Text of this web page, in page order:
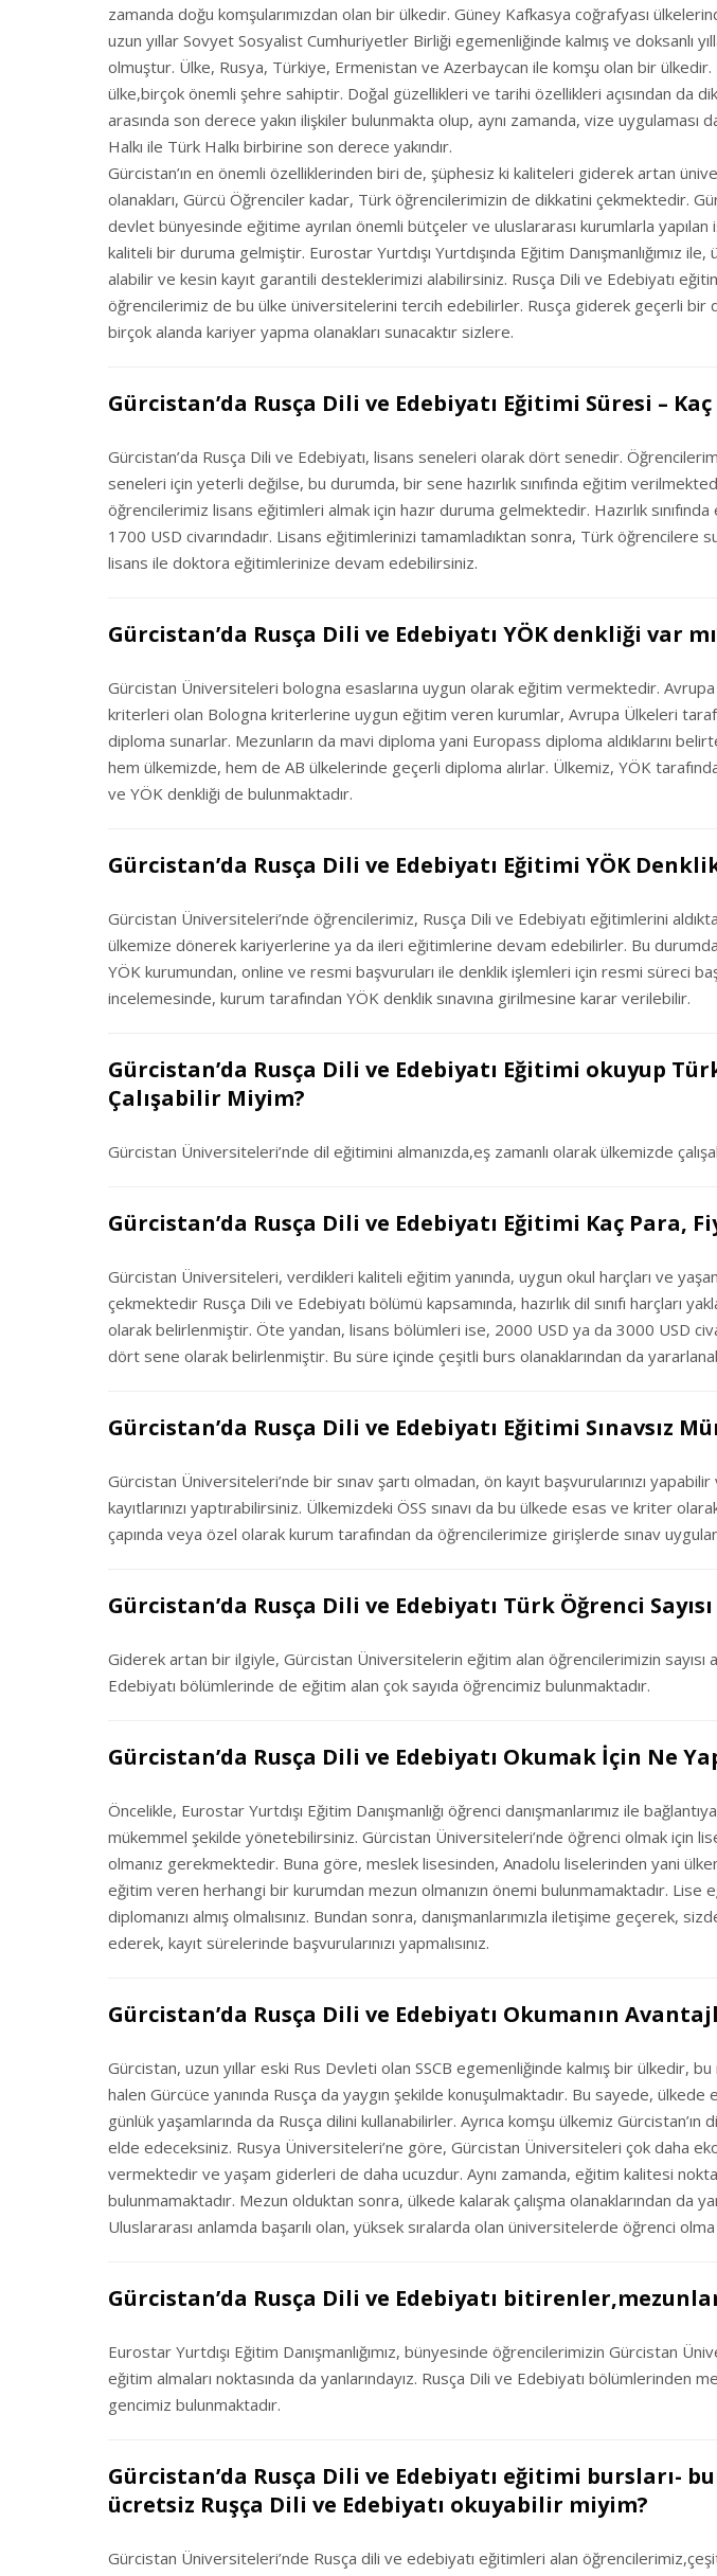
zamanda doğu komşularımızdan olan bir ülkedir. Güney Kafkasya coğrafyası
uzun yıllar Sovyet Sosyalist Cumhuriyetler Birliği egemenliğinde kalmış ve doksanlı
olmuştur. Ülke, Rusya, Türkiye, Ermenistan ve Azerbaycan ile komşu olan bir
ülke,birçok önemli şehre sahiptir. Doğal güzellikleri ve tarihi özellikleri açısından da
arasında son derece yakın ilişkiler bulunmakta olup, aynı zamanda, vize uygulaması
Halkı ile Türk Halkı birbirine son derece yakındır.
Gürcistan’ın en önemli özelliklerinden biri de, şüphesiz ki kaliteleri giderek artan
olanakları, Gürcü Öğrenciler kadar, Türk öğrencilerimizin de dikkatini çekmektedir.
devlet bünyesinde eğitime ayrılan önemli bütçeler ve uluslararası kurumlarla
kaliteli bir duruma gelmiştir. Eurostar Yurtdışı Yurtdışında Eğitim Danışmanlığımız
alabilir ve kesin kayıt garantili desteklerimizi alabilirsiniz. Rusça Dili ve Edebiyatı
öğrencilerimiz de bu ülke üniversitelerini tercih edebilirler. Rusça giderek geçerli bir
birçok alanda kariyer yapma olanakları sunacaktır sizlere.
Gürcistan’da Rusça Dili ve Edebiyatı Eğitimi Süresi – Kaç
Gürcistan’da Rusça Dili ve Edebiyatı, lisans seneleri olarak dört senedir.
seneleri için yeterli değilse, bu durumda, bir sene hazırlık sınıfında eğitim
öğrencilerimiz lisans eğitimleri almak için hazır duruma gelmektedir. Hazırlık sınıfında
1700 USD civarındadır. Lisans eğitimlerinizi tamamladıktan sonra, Türk öğrencilere
lisans ile doktora eğitimlerinize devam edebilirsiniz.
Gürcistan’da Rusça Dili ve Edebiyatı YÖK denkliği var
Gürcistan Üniversiteleri bologna esaslarına uygun olarak eğitim vermektedir.
kriterleri olan Bologna kriterlerine uygun eğitim veren kurumlar, Avrupa Ülkeleri
diploma sunarlar. Mezunların da mavi diploma yani Europass diploma aldıklarını
hem ülkemizde, hem de AB ülkelerinde geçerli diploma alırlar. Ülkemiz, YÖK
ve YÖK denkliği de bulunmaktadır.
Gürcistan’da Rusça Dili ve Edebiyatı Eğitimi YÖK
Gürcistan Üniversiteleri’nde öğrencilerimiz, Rusça Dili ve Edebiyatı eğitimlerini
ülkemize dönerek kariyerlerine ya da ileri eğitimlerine devam edebilirler. Bu
YÖK kurumundan, online ve resmi başvuruları ile denklik işlemleri için resmi süreci
incelemesinde, kurum tarafından YÖK denklik sınavına girilmesine karar verilebilir.
Gürcistan’da Rusça Dili ve Edebiyatı Eğitimi okuyup
Çalışabilir Miyim?
Gürcistan Üniversiteleri’nde dil eğitimini almanızda,eş zamanlı olarak ülkemizde
Gürcistan’da Rusça Dili ve Edebiyatı Eğitimi Kaç Para,
Gürcistan Üniversiteleri, verdikleri kaliteli eğitim yanında, uygun okul harçları ve
çekmektedir Rusça Dili ve Edebiyatı bölümü kapsamında, hazırlık dil sınıfı harçları
olarak belirlenmiştir. Öte yandan, lisans bölümleri ise, 2000 USD ya da 3000 USD
dört sene olarak belirlenmiştir. Bu süre içinde çeşitli burs olanaklarından da
Gürcistan’da Rusça Dili ve Edebiyatı Eğitimi Sınavsız
Gürcistan Üniversiteleri’nde bir sınav şartı olmadan, ön kayıt başvurularınızı
kayıtlarınızı yaptırabilirsiniz. Ülkemizdeki ÖSS sınavı da bu ülkede esas ve kriter
çapında veya özel olarak kurum tarafından da öğrencilerimize girişlerde sınav
Gürcistan’da Rusça Dili ve Edebiyatı Türk Öğrenci
Giderek artan bir ilgiyle, Gürcistan Üniversitelerin eğitim alan öğrencilerimizin sayısı
Edebiyatı bölümlerinde de eğitim alan çok sayıda öğrencimiz bulunmaktadır.
Gürcistan’da Rusça Dili ve Edebiyatı Okumak İçin Ne
Öncelikle, Eurostar Yurtdışı Eğitim Danışmanlığı öğrenci danışmanlarımız ile
mükemmel şekilde yönetebilirsiniz. Gürcistan Üniversiteleri’nde öğrenci olmak için
olmanız gerekmektedir. Buna göre, meslek lisesinden, Anadolu liselerinden yani
eğitim veren herhangi bir kurumdan mezun olmanızın önemi bulunmamaktadır. Lise
diplomanızı almış olmalısınız. Bundan sonra, danışmanlarımızla iletişime geçerek,
ederek, kayıt sürelerinde başvurularınızı yapmalısınız.
Gürcistan’da Rusça Dili ve Edebiyatı Okumanın
Gürcistan, uzun yıllar eski Rus Devleti olan SSCB egemenliğinde kalmış bir ülkedir, bu
halen Gürcüce yanında Rusça da yaygın şekilde konuşulmaktadır. Bu sayede,
günlük yaşamlarında da Rusça dilini kullanabilirler. Ayrıca komşu ülkemiz Gürcistan’ın
elde edeceksiniz. Rusya Üniversiteleri’ne göre, Gürcistan Üniversiteleri çok daha
vermektedir ve yaşam giderleri de daha ucuzdur. Aynı zamanda, eğitim kalitesi
bulunmamaktadır. Mezun olduktan sonra, ülkede kalarak çalışma olanaklarından da
Uluslararası anlamda başarılı olan, yüksek sıralarda olan üniversitelerde öğrenci
Gürcistan’da Rusça Dili ve Edebiyatı
Eurostar Yurtdışı Eğitim Danışmanlığımız, bünyesinde öğrencilerimizin Gürcistan
eğitim almaları noktasında da yanlarındayız. Rusça Dili ve Edebiyatı bölümlerinden
gencimiz bulunmaktadır.
Gürcistan’da Rusça Dili ve Edebiyatı eğitimi bursları-
ücretsiz Ruşça Dili ve Edebiyatı okuyabilir miyim?
Gürcistan Üniversiteleri’nde Rusça dili ve edebiyatı eğitimleri alan